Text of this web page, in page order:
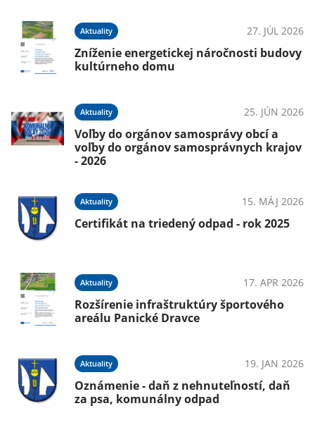
Aktuality 27. JÚL 2026
Zníženie energetickej náročnosti budovy
kultúrneho domu
Aktuality 25. JÚN 2026
Voľby do orgánov samosprávy obcí a
voľby do orgánov samosprávnych krajov
- 2026
Aktuality 15. MÁJ 2026
Certifikát na triedený odpad - rok 2025
Aktuality 17. APR 2026
Rozšírenie infraštruktúry športového
areálu Panické Dravce
Aktuality 19. JAN 2026
Oznámenie - daň z nehnuteľností, daň
za psa, komunálny odpad